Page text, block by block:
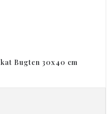
Bugten 30x40 cm